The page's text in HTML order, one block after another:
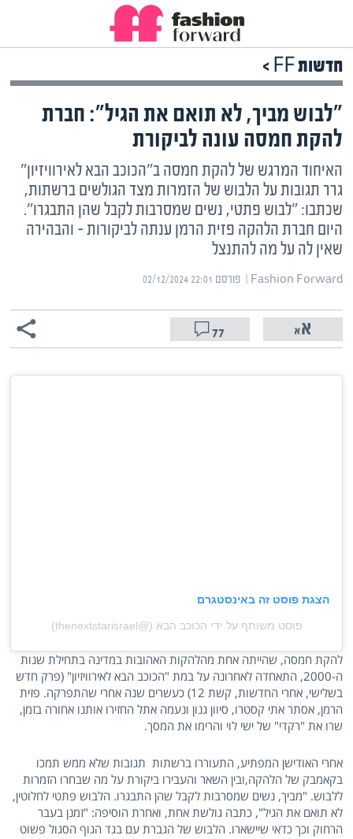
חדשות FF >
"לבוש מביך, לא תואם את הגיל": חברת
להקת חמסה עונה לביקורת
האיחוד המרגש של להקת חמסה ב"הכוכב הבא לאירוויזיון"
גרר תגובות על הלבוש של הזמרות מצד הגולשים ברשתות,
שכתבו: "לבוש פתטי, נשים שמסרבות לקבל שהן התבגרו".
היום חברת הלהקה פזית הרמן ענתה לביקורות – והבהירה
שאין לה על מה להתנצל
Fashion Forward | ‏ פורסם ‎02/12/2024 22:01
77
הצגת פוסט זה באינסטגרם
פוסט משותף על ידי ‏‎הכוכב הבא‎‏ (@‏‎thenextstarisrael‎‏)
להקת חמסה, שהייתה אחת מהלהקות האהובות במדינה בתחילת שנות
ה-2000, התאחדה לאחרונה על במת "הכוכב הבא לאירוויזיון" (פרק חדש
בשלישי, אחרי החדשות, קשת 12) כעשרים שנה אחרי שהתפרקה. פזית
הרמן, אסתר אתי קסטרו, סיוון גנון ונעמה אתל החזירו אותנו אחורה בזמן,
שרו את "רקדי" של ישי לוי והרימו את המסך.
אחרי האודישן המפתיע, התעוררו ברשתות תגובות שלא ממש תמכו
בקאמבק של הלהקה,ובין השאר והעבירו ביקורת על מה שבחרו הזמרות
ללבוש. "מביך, נשים שמסרבות לקבל שהן התבגרו. הלבוש פתטי לחלוטין,
לא תואם את הגיל", כתבה גולשת אחת, ואחרת הוסיפה: "זמנן בעבר
הרחוק וכך כדאי שיישארו. הלבוש של הגברת עם בגד הגוף הסגול פשוט